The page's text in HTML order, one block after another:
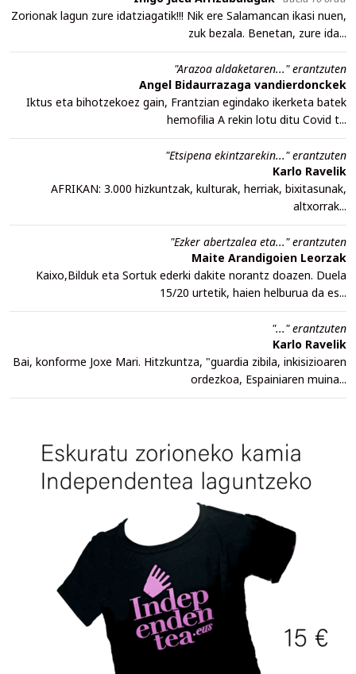
Zorionak lagun zure idatziagatik!!! Nik ere Salamancan ikasi nuen,
zuk bezala. Benetan, zure ida...
"Arazoa aldaketaren..." erantzuten
Angel Bidaurrazaga vandierdonckek
Iktus eta bihotzekoez gain, Frantzian egindako ikerketa batek
hemofilia A rekin lotu ditu Covid t...
"Etsipena ekintzarekin..." erantzuten
Karlo Ravelik
AFRIKAN: 3.000 hizkuntzak, kulturak, herriak, bixitasunak,
altxorrak...
"Ezker abertzalea eta..." erantzuten
Maite Arandigoien Leorzak
Kaixo,Bilduk eta Sortuk ederki dakite norantz doazen. Duela
15/20 urtetik, haien helburua da es...
"..." erantzuten
Karlo Ravelik
Bai, konforme Joxe Mari. Hitzkuntza, "guardia zibila, inkisizioaren
ordezkoa, Espainiaren muina...